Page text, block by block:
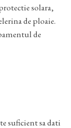
solara,
de ploaie.
de
suficient sa dati